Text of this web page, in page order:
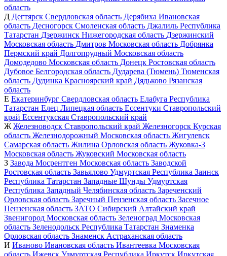
область
Д Дегтярск Свердловская область Дерябиха Ивановская
область Десногорск Смоленская область Джалиль Республика
Татарстан Дзержинск Нижегородская область Дзержинский
Московская область Дмитров Московская область Добрянка
Пермский край Долгопрудный Московская область
Домодедово Московская область Донецк Ростовская область
Дубовое Белгородская область Дударева (Тюмень) Тюменская
область Дудинка Красноярский край Дядьково Рязанская
область
Е Екатеринбург Свердловская область Елабуга Республика
Татарстан Елец Липецкая область Ессентуки Ставропольский
край Ессентукская Ставропольский край
Ж Железноводск Ставропольский край Железногорск Курская
область Железнодорожный Московская область Жигулевск
Самарская область Жилина Орловская область Жуковка-3
Московская область Жуковский Московская область
З Завода Мосрентген Московская область Заводской
Ростовская область Завьялово Удмуртская Республика Заинск
Республика Татарстан Западные Шунды Удмуртская
Республика Западный Челябинская область Зареченский
Орловская область Заречный Пензенская область Засечное
Пензенская область ЗАТО Сибирский Алтайский край
Звенигород Московская область Зеленоград Московская
область Зеленодольск Республика Татарстан Знаменка
Орловская область Знаменск Астраханская область
И Иваново Ивановская область Ивантеевка Московская
область Ижевск Удмуртская Республика Иркутск Иркутская